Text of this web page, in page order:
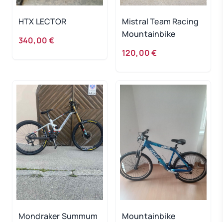
HTX LECTOR
340,00 €
Mistral Team Racing
Mountainbike
120,00 €
Mondraker Summum
Mountainbike